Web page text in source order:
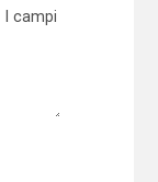
I campi